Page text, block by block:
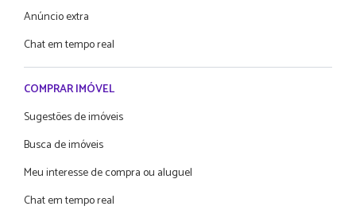
Anúncio extra
Chat em tempo real
COMPRAR IMÓVEL
Sugestões de imóveis
Busca de imóveis
Meu interesse de compra ou aluguel
Chat em tempo real